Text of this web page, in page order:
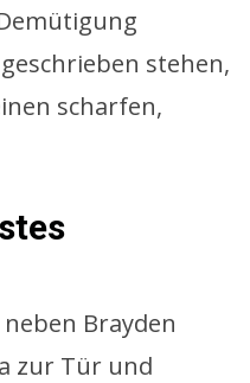
stehen,
scharfen,
Brayden
zur Tür und